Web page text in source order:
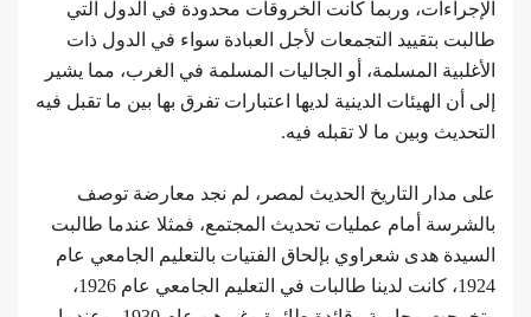
الإجراءات، وربما كانت الخروقات محدودة في الدول التي
طالبت بتقييد التجمعات لأجل العبادة سواء في الدول ذات
الأغلبية المسلمة، أو الجاليات المسلمة في الغرب، مما يشير
إلى أن الهيئات الدينية لديها اعتبارات تفرق بها بين ما تقبل فيه
التحديث وبين ما لا تقبله فيه.
على مدار التاريخ الحديث لمصر، لم نجد معارضة توصف
بالشرسة أمام عمليات تحديث المجتمع، فمثلا عندما طالبت
السيدة هدى شعراوي بإلحاق الفتيات بالتعليم الجامعي عام
1924، كانت لدينا طالبات في التعليم الجامعي عام 1926،